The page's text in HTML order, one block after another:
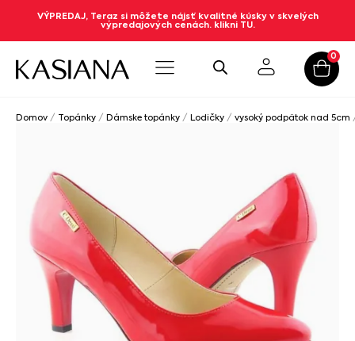
VÝPREDAJ, Teraz si môžete nájsť kvalitné kúsky v skvelých
výpredajových cenách. klikni TU.
0
Domov / Topánky / Dámske topánky / Lodičky / vysoký podpätok nad 5cm